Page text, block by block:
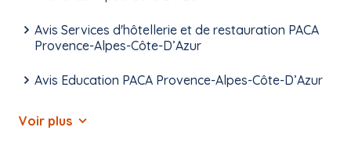
Avis Services d'hôtellerie et de restauration PACA
Provence-Alpes-Côte-D’Azur
Avis Education PACA Provence-Alpes-Côte-D’Azur
Voir plus